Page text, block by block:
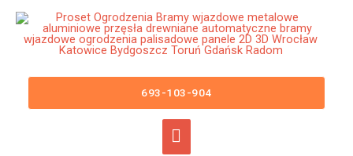
Przejdź
Główne
menu
693-103-904
Ogrodzenia Panelowe Dobrodzień
Płoty Panelowe 3D 2D Panele
Ogrodzeniowe